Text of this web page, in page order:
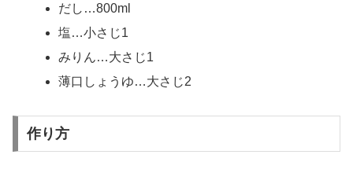
だし…800ml
塩…小さじ1
みりん…大さじ1
薄口しょうゆ…大さじ2
作り方